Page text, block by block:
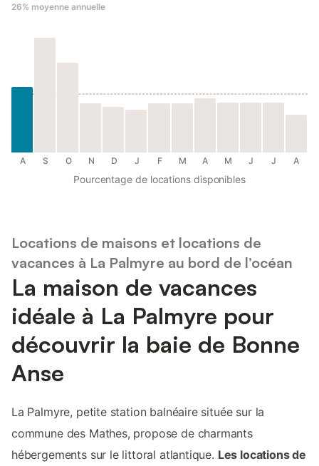
26% moyenne annuelle
A S O N D J F M A M J J A
Pourcentage de locations disponibles
Locations de maisons et locations de
vacances à La Palmyre au bord de l’océan
La maison de vacances
idéale à La Palmyre pour
découvrir la baie de Bonne
Anse
La Palmyre, petite station balnéaire située sur la
commune des Mathes, propose de charmants
hébergements sur le littoral atlantique. Les locations de